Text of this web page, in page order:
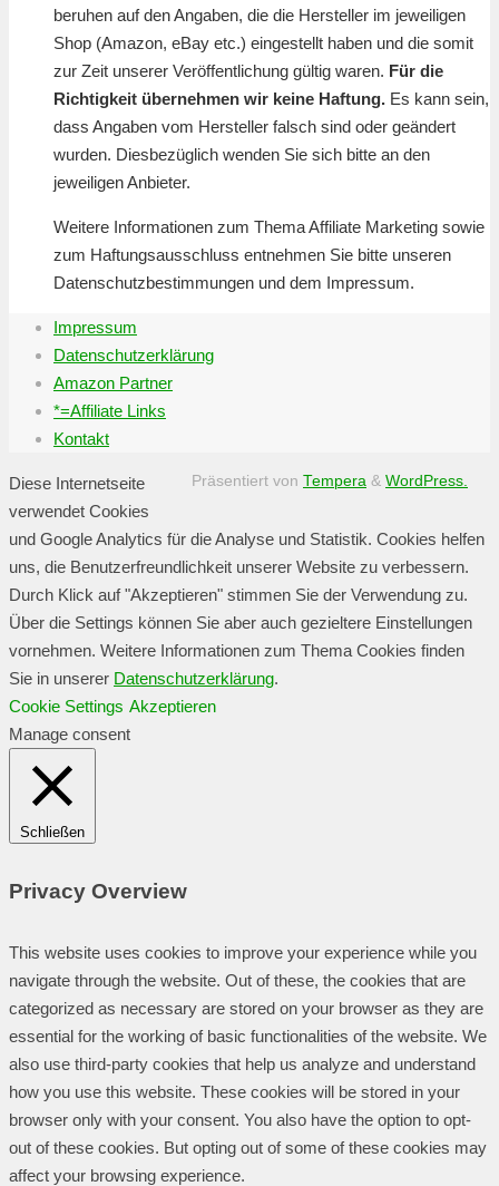
beruhen auf den Angaben, die die Hersteller im jeweiligen
Shop (Amazon, eBay etc.) eingestellt haben und die somit
zur Zeit unserer Veröffentlichung gültig waren. Für die
Richtigkeit übernehmen wir keine Haftung. Es kann sein,
dass Angaben vom Hersteller falsch sind oder geändert
wurden. Diesbezüglich wenden Sie sich bitte an den
jeweiligen Anbieter.
Weitere Informationen zum Thema Affiliate Marketing sowie
zum Haftungsausschluss entnehmen Sie bitte unseren
Datenschutzbestimmungen und dem Impressum.
Impressum
Datenschutzerklärung
Amazon Partner
*=Affiliate Links
Kontakt
Präsentiert von Tempera & WordPress.
Diese Internetseite
verwendet Cookies
und Google Analytics für die Analyse und Statistik. Cookies helfen
uns, die Benutzerfreundlichkeit unserer Website zu verbessern.
Durch Klick auf "Akzeptieren" stimmen Sie der Verwendung zu.
Über die Settings können Sie aber auch gezieltere Einstellungen
vornehmen. Weitere Informationen zum Thema Cookies finden
Sie in unserer Datenschutzerklärung.
Cookie Settings Akzeptieren
Manage consent
Schließen
Privacy Overview
This website uses cookies to improve your experience while you
navigate through the website. Out of these, the cookies that are
categorized as necessary are stored on your browser as they are
essential for the working of basic functionalities of the website. We
also use third-party cookies that help us analyze and understand
how you use this website. These cookies will be stored in your
browser only with your consent. You also have the option to opt-
out of these cookies. But opting out of some of these cookies may
affect your browsing experience.